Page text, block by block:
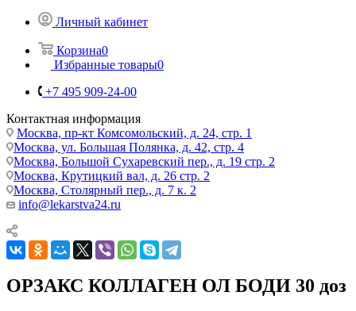
Личный кабинет
Корзина0
Избранные товары0
+7 495 909-24-00
Контактная информация
Москва, пр-кт Комсомольский, д. 24, стр. 1
Москва, ул. Большая Полянка, д. 42, стр. 4
Москва, Большой Сухаревский пер., д. 19 стр. 2
Москва, Крутицкий вал, д. 26 стр. 2
Москва, Столярный пер., д. 7 к. 2
info@lekarstva24.ru
ОРЗАКС КОЛЛАГЕН ОЛ БОДИ 30 доз